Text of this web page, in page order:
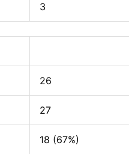
3
26
27
18 (67%)